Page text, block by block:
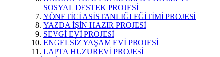
SOSYAL DESTEK PROJESİ
YÖNETİCİ ASİSTANLIĞI EĞİTİMİ PROJESİ
YAZDA İŞİN HAZIR PROJESİ
SEVGİ EVİ PROJESİ
ENGELSİZ YAŞAM EVİ PROJESİ
LAPTA HUZUREVİ PROJESİ